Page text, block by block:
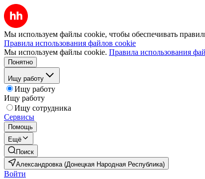
Мы используем файлы cookie, чтобы обеспечивать
Правила использования файлов cookie
Мы используем файлы cookie. Правила использования
Понятно
Ищу работу
Ищу работу
Ищу работу
Ищу сотрудника
Сервисы
Помощь
Ещё
Поиск
Александровка (Донецкая Народная Республика)
Войти